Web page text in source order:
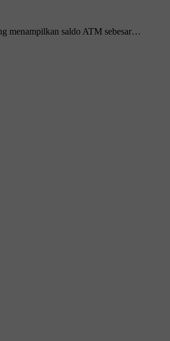
menampilkan saldo ATM sebesar…